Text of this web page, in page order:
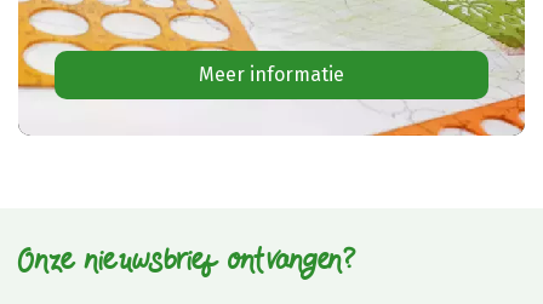
Meer informatie
Onze nieuwsbrief ontvangen?